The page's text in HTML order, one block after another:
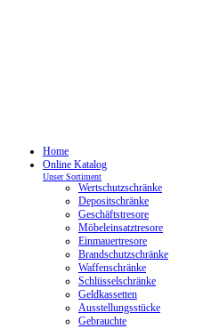
Home
Online Katalog
Unser Sortiment
Wertschutzschränke
Depositschränke
Geschäftstresore
Möbeleinsatztresore
Einmauertresore
Brandschutzschränke
Waffenschränke
Schlüsselschränke
Geldkassetten
Ausstellungsstücke
Gebrauchte